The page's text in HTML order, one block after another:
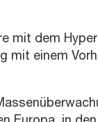
mit dem
mit einem